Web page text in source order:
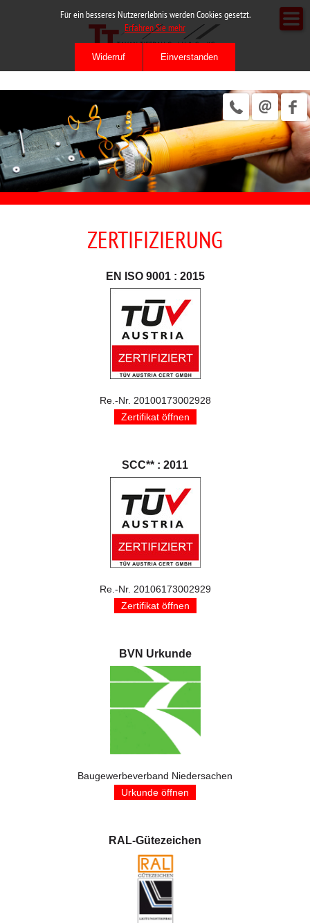
Für ein besseres Nutzererlebnis werden Cookies gesetzt.
Erfahren Sie mehr
ZERTIFIZIERUNG
EN ISO 9001 : 2015
Re.-Nr. 20100173002928
Zertifikat öffnen
SCC** : 2011
Re.-Nr. 20106173002929
Zertifikat öffnen
BVN Urkunde
Baugewerbeverband Niedersachen
Urkunde öffnen
RAL-Gütezeichen